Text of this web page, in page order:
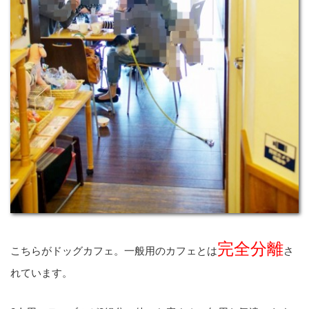
こちらがドッグカフェ。一般用のカフェとは完全分離さ
れています。